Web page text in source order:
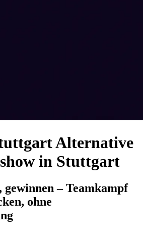
Alternative
in Stuttgart
gewinnen – Teamkampf
ohne